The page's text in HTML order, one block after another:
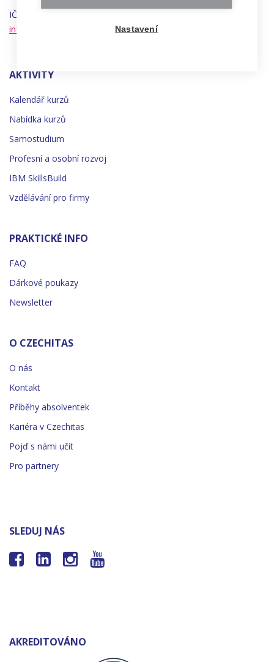
IČO 22834958 | DIČ CZ22834958
info@czechitas.cz
AKTIVITY
Kalendář kurzů
Nabídka kurzů
Samostudium
Profesní a osobní rozvoj
IBM SkillsBuild
Vzdělávání pro firmy
PRAKTICKÉ INFO
FAQ
Dárkové poukazy
Newsletter
O CZECHITAS
O nás
Kontakt
Příběhy absolventek
Kariéra v Czechitas
Pojď s námi učit
Pro partnery
SLEDUJ NÁS
   
AKREDITOVÁNO
Nastavení